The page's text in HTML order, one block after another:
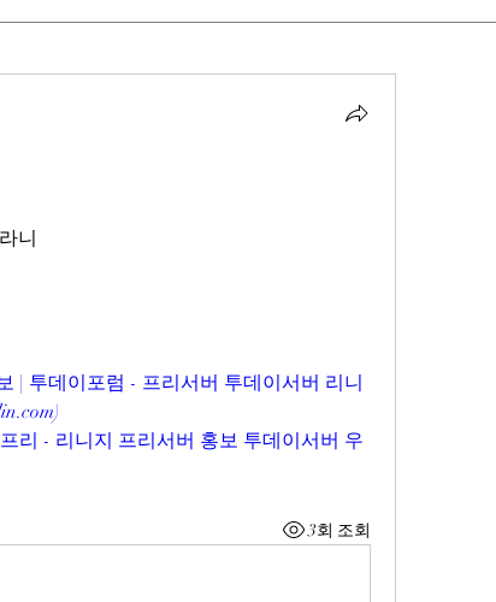
니
| 투데이포럼 - 프리서버 투데이서버 리니
)
리 - 리니지 프리서버 홍보 투데이서버 우
3회 조회